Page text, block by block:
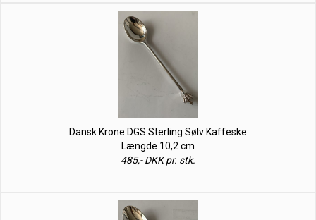
Dansk Krone DGS Sterling Sølv Kaffeske
Længde 10,2 cm
485,- DKK pr. stk.